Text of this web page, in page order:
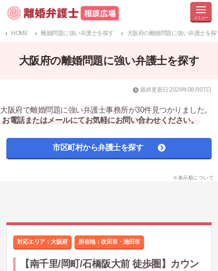
HOME 離婚問題に強い弁護士を探す 大阪府の離婚問題に強い弁護士を探
大阪府の離婚問題に強い弁護士を探す
最終更新日:2026年08月07日
大阪府で離婚問題に強い弁護士事務所が30件見つかりました。
お電話またはメールにてお気軽にお問い合わせください。
市区町村から弁護士を探す
※表示順について
対応エリア：大阪府 所在地： 吹田市・池田市
【南千里/岡町/石橋阪大前 徒歩圏】カウン